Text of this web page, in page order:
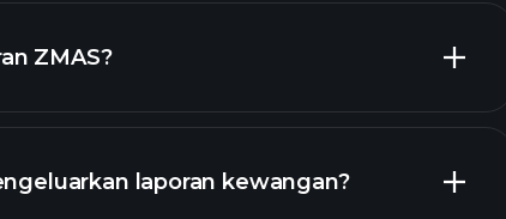
ZMAS?
senarai saham kami
laporan kewangan?